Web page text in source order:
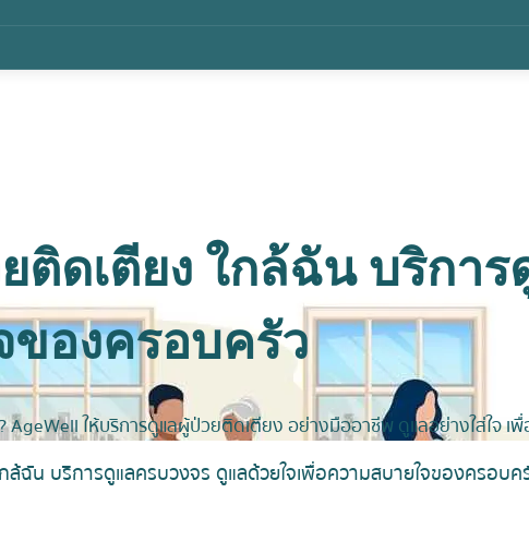
ดเตียง ใกล้ฉัน บริกา
ของครอบครัว
ให้บริการดูแลผู้ป่วยติดเตียง อย่างมืออาชีพ ดูแลอย่างใส่ใจ
ฉัน บริการดูแลครบวงจร ดูแลด้วยใจเพื่อความสบายใจของครอบค